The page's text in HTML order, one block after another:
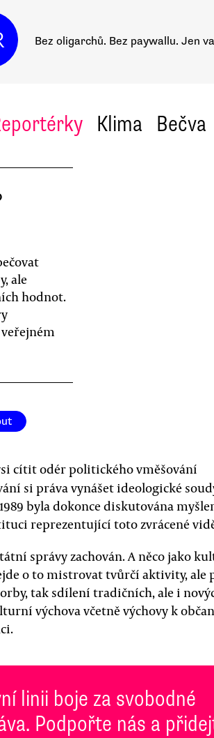
Bez oligarchů. Bez paywallu. Jen
Klima Bečva
ale
hodnot.
cítit odér politického vměšování
si práva vynášet ideologické
byla dokonce diskutována
reprezentující toto zvrácené
správy zachován. A něco jako
o to mistrovat tvůrčí aktivity, ale
tak sdílení tradičních, ale i
výchova včetně výchovy k
linii boje za svobodné
Podpořte nás a